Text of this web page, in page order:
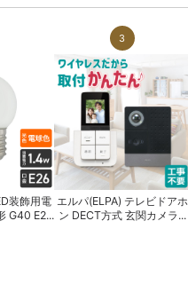
装飾用電
G40 E2...
3
エルパ(ELPA) テレビドアホ
ン DECT方式 玄関カメラ...